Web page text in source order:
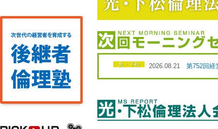
光・下松 2026.08.21 第752回